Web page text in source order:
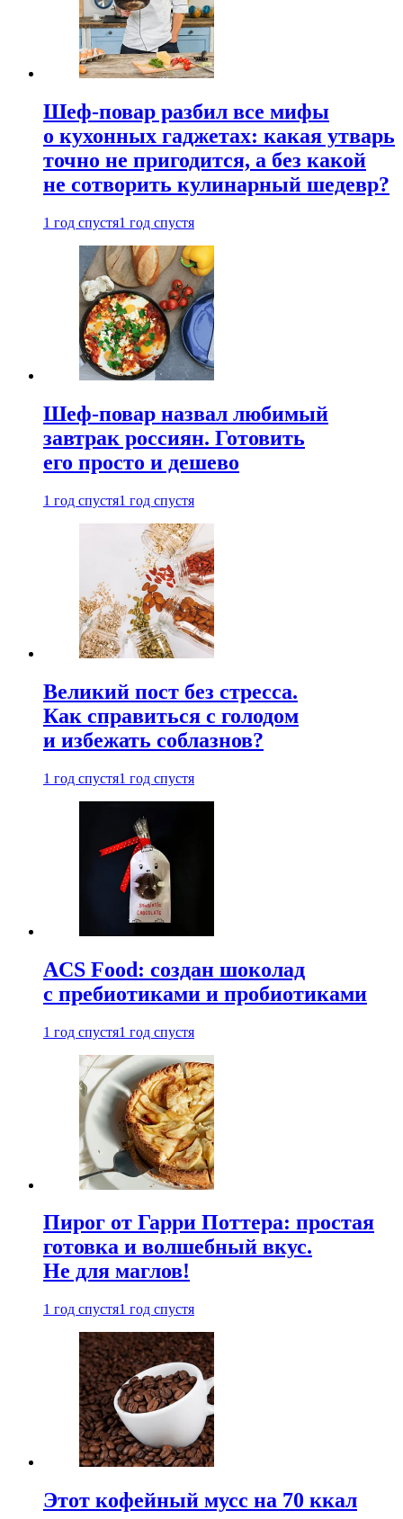
Шеф-повар разбил все мифы
о кухонных гаджетах: какая утварь
точно не пригодится, а без какой
не сотворить кулинарный шедевр?
1 год спустя1 год спустя
Шеф-повар назвал любимый
завтрак россиян. Готовить
его просто и дешево
1 год спустя1 год спустя
Великий пост без стресса.
Как справиться с голодом
и избежать соблазнов?
1 год спустя1 год спустя
ACS Food: создан шоколад
с пребиотиками и пробиотиками
1 год спустя1 год спустя
Пирог от Гарри Поттера: простая
готовка и волшебный вкус.
Не для маглов!
1 год спустя1 год спустя
Этот кофейный мусс на 70 ккал